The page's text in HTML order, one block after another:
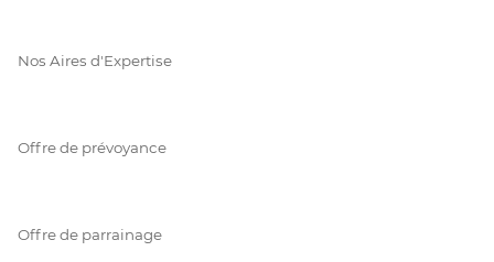
Nos Aires d'Expertise
Offre de prévoyance
Offre de parrainage